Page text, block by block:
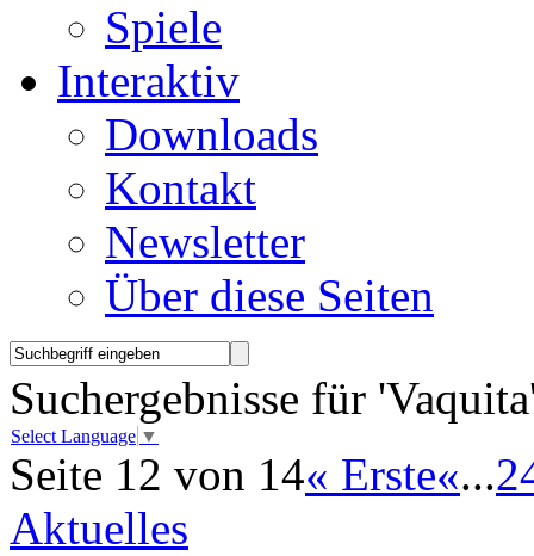
Spiele
Interaktiv
Downloads
Kontakt
Newsletter
Über diese Seiten
Suchergebnisse für
Select Language ▼
Seite 12 von 14« Erste«...2
Aktuelles